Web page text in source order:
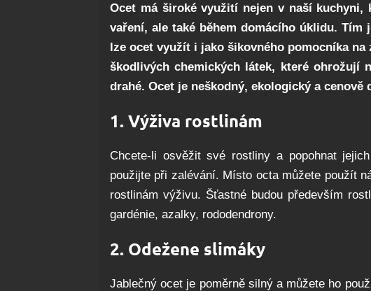
Ocet má široké využití nejen v naší kuchyni,
vaření, ale také během domácího úklidu.
lze ocet využít i jako šikovného pomocníka
škodlivých chemických látek, které ohrožují
drahé. Ocet je neškodný, ekologický a cenově
1. Výživa rostlinám
Chcete-li osvěžit své rostliny a popohnat
použijte při zalévání. Místo octa můžete použít
rostlinám výživu. Šťastné budou především
gardénie, azalky, rododendrony.
2. Odežene slimáky
Jablečný ocet je poměrně silný a můžete ho